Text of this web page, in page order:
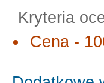
Kryteria
Cena -